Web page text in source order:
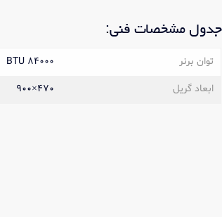
جدول مشخصات فنی:
توان برنر 84000 BTU
ابعاد گریل 470×900